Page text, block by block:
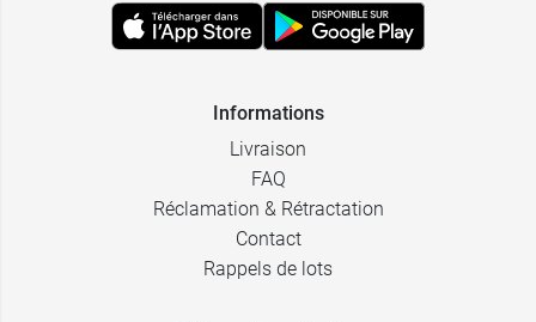
Informations
Livraison
FAQ
Réclamation & Rétractation
Contact
Rappels de lots